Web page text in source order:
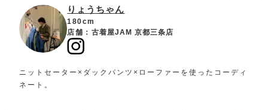
りょうちゃん
180cm
店舗： 古着屋JAM 京都三条店
ニットセーター×ダックパンツ×ローファーを使ったコーディ
ネート。